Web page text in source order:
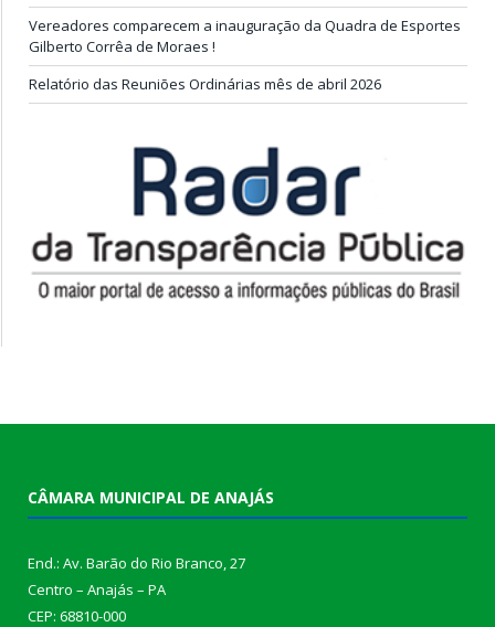
Vereadores comparecem a inauguração da Quadra de Esportes
Gilberto Corrêa de Moraes !
Relatório das Reuniões Ordinárias mês de abril 2026
CÂMARA MUNICIPAL DE ANAJÁS
End.: Av. Barão do Rio Branco, 27
Centro – Anajás – PA
CEP: 68810-000